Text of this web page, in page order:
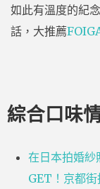
如此有溫度的紀
話，大推薦
綜合口味
在日本拍婚
GET！京都街